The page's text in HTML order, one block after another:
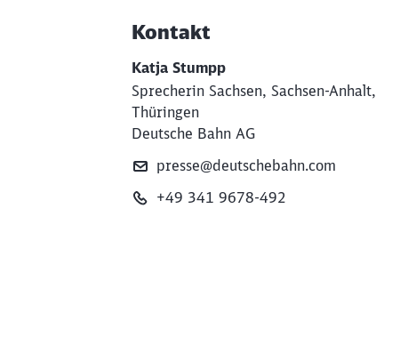
Weiterführende
Kontakt
Katja Stumpp
Sprecherin Sachsen, Sachsen-Anhalt,
Thüringen
Deutsche Bahn AG
presse@deutschebahn.com
+49 341 9678-492